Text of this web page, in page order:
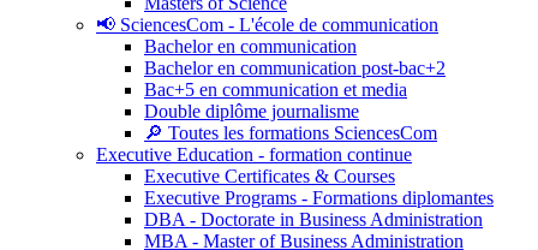
📢 SciencesCom - L'école de communication
Bachelor en communication
Bachelor en communication post-bac+2
Bac+5 en communication et media
Double diplôme journalisme
🔎 Toutes les formations SciencesCom
Executive Education - formation continue
Executive Certificates & Courses
Executive Programs - Formations diplomantes
DBA - Doctorate in Business Administration
MBA - Master of Business Administration